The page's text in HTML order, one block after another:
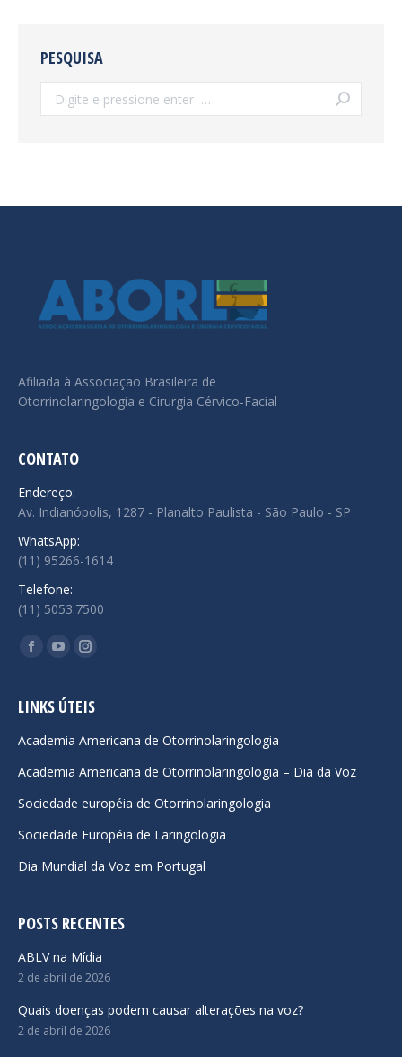
PESQUISA
Search:
Afiliada à Associação Brasileira de
Otorrinolaringologia e Cirurgia Cérvico-Facial
CONTATO
Endereço:
Av. Indianópolis, 1287 - Planalto Paulista - São Paulo - SP
WhatsApp:
(11) 95266-1614
Telefone:
(11) 5053.7500
Encontre-nos em:
Facebook
opens
new
window
YouTube
opens
new
window
Instagram
opens
new
window
LINKS ÚTEIS
Academia Americana de Otorrinolaringologia
Academia Americana de Otorrinolaringologia – Dia da Voz
Sociedade européia de Otorrinolaringologia
Sociedade Européia de Laringologia
Dia Mundial da Voz em Portugal
POSTS RECENTES
ABLV na Mídia
2 de abril de 2026
Quais doenças podem causar alterações na voz?
2 de abril de 2026